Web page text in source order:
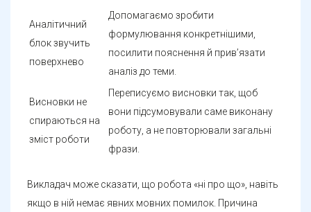
Аналітичний
блок звучить
поверхнево
Допомагаємо зробити
формулювання конкретнішими,
посилити пояснення й прив’язати
аналіз до теми.
Висновки не
спираються на
зміст роботи
Переписуємо висновки так, щоб
вони підсумовували саме виконану
роботу, а не повторювали загальні
фрази.
Викладач може сказати, що робота «ні про що», навіть
якщо в ній немає явних мовних помилок. Причина